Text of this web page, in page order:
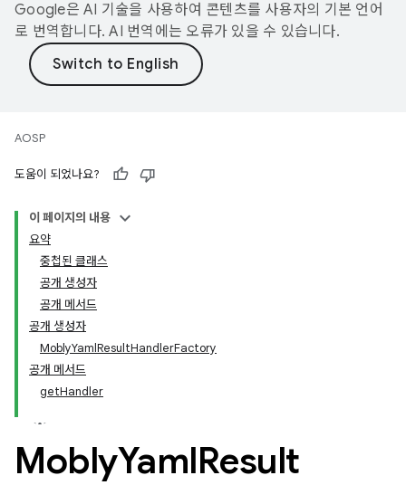
Google은 AI 기술을 사용하여 콘텐츠를 사용자의 기본 언어
로 번역합니다. AI 번역에는 오류가 있을 수 있습니다.
AOSP
도움이 되었나요?
이 페이지의 내용
요약
중첩된 클래스
공개 생성자
공개 메서드
공개 생성자
MoblyYamlResultHandlerFactory
공개 메서드
getHandler
MoblyYamlResult